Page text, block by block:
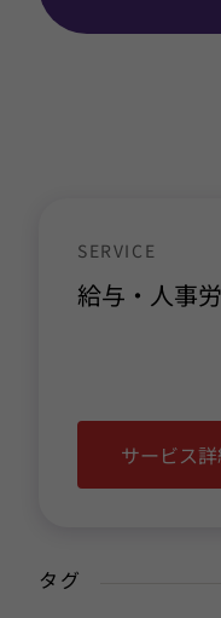
SERVICE
給与・ 人事
サービス
タグ